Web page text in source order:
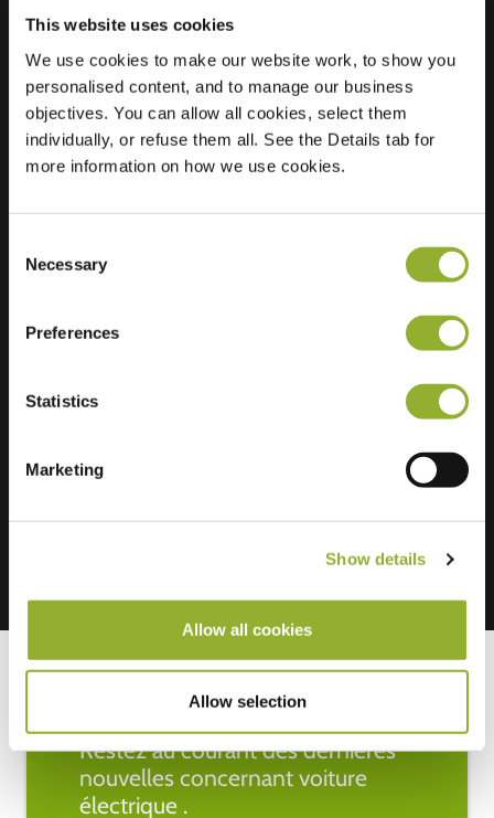
This website uses cookies
We use cookies to make our website work, to show you
personalised content, and to manage our business
objectives. You can allow all cookies, select them
individually, or refuse them all. See the Details tab for
more information on how we use cookies.
Selection
Necessary
Preferences
Statistics
Marketing
Show details
Allow all cookies
Allow selection
Localisation
Burggravenlaan 250
2313 JB Leiden
Pays-Bas
Restez au courant des dernières
nouvelles concernant voiture
électrique .